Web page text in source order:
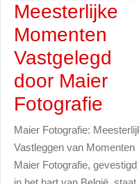
Meesterlijke
Momenten
Vastgelegd
door Maier
Fotografie
door
Maier Fotografie:
Vastleggen van Momenten
Maier Fotografie, gevestigd